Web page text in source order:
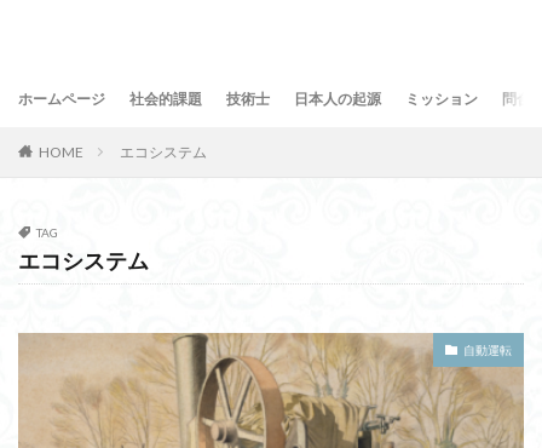
ホームページ 社会的課題 技術士 日本人の起源 ミッション 問合
HOME エコシステム
TAG
エコシステム
自動運転